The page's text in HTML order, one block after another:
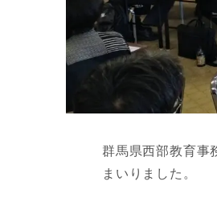
群馬県西部教育事
まいりました。